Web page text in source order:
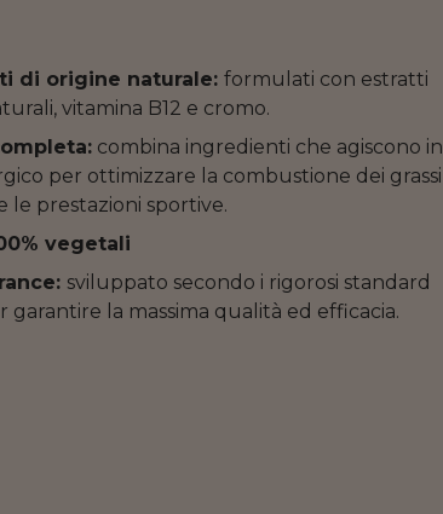
di origine naturale: formulati con estratti
vitamina B12 e cromo.
combina ingredienti che agiscono in
per ottimizzare la combustione dei grassi
le prestazioni sportive.
vegetali
sviluppato secondo i rigorosi standard
garantire la massima qualità ed efficacia.